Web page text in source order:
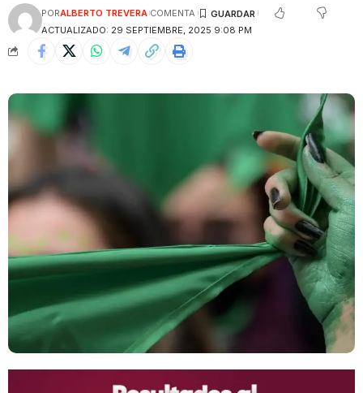
ACTUALIZADO: 29 SEPTIEMBRE, 2025 9:08 PM
PORALBERTO TREVERA COMENTA